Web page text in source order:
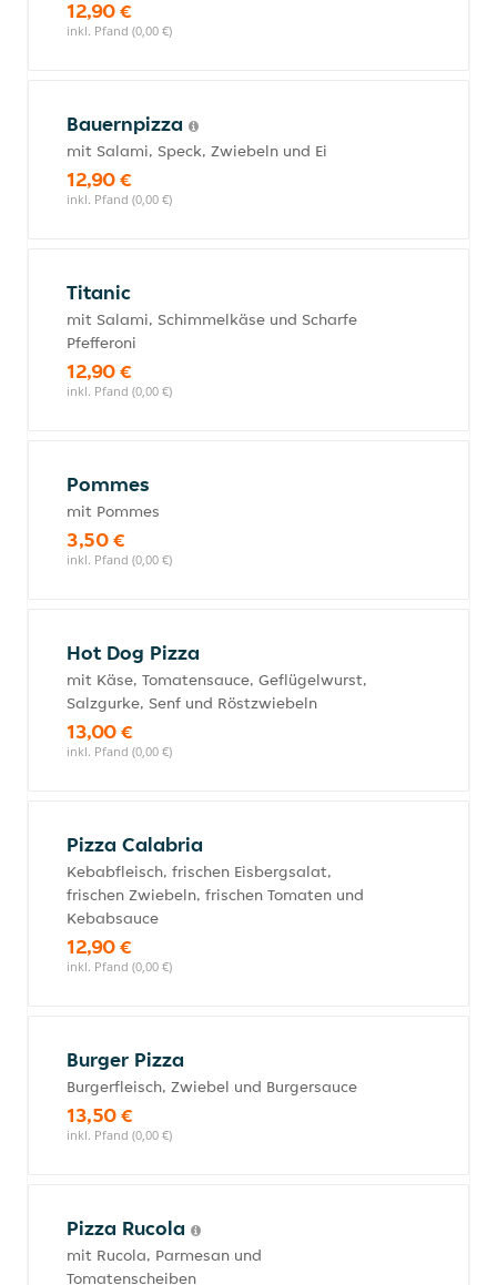
12,90 €
inkl. Pfand (0,00 €)
Bauernpizza
mit Salami, Speck, Zwiebeln und Ei
12,90 €
inkl. Pfand (0,00 €)
Titanic
mit Salami, Schimmelkäse und Scharfe
Pfefferoni
12,90 €
inkl. Pfand (0,00 €)
Pommes
mit Pommes
3,50 €
inkl. Pfand (0,00 €)
Hot Dog Pizza
mit Käse, Tomatensauce, Geflügelwurst,
Salzgurke, Senf und Röstzwiebeln
13,00 €
inkl. Pfand (0,00 €)
Pizza Calabria
Kebabfleisch, frischen Eisbergsalat,
frischen Zwiebeln, frischen Tomaten und
Kebabsauce
12,90 €
inkl. Pfand (0,00 €)
Burger Pizza
Burgerfleisch, Zwiebel und Burgersauce
13,50 €
inkl. Pfand (0,00 €)
Pizza Rucola
mit Rucola, Parmesan und
Tomatenscheiben